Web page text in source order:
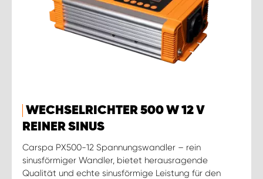
WECHSELRICHTER 500 W 12 V
REINER SINUS
Carspa PX500-12 Spannungswandler – rein
sinusförmiger Wandler, bietet herausragende
Qualität und echte sinusförmige Leistung für den